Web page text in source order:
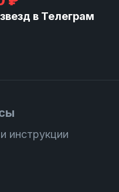
в Телеграм
инструкции